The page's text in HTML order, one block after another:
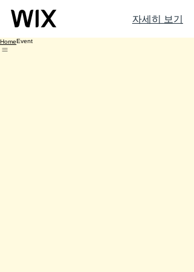
자세히 보기